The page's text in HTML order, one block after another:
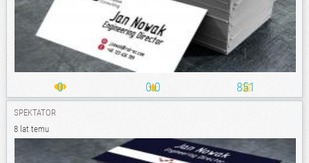
0 0.0 851
SPEKTATOR
8 lat temu